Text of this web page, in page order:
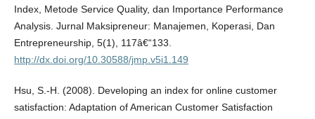
Index, Metode Service Quality, dan Importance Performance
Analysis. Jurnal Maksipreneur: Manajemen, Koperasi, Dan
Entrepreneurship, 5(1), 117â€“133.
http://dx.doi.org/10.30588/jmp.v5i1.149
Hsu, S.-H. (2008). Developing an index for online customer
satisfaction: Adaptation of American Customer Satisfaction